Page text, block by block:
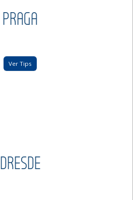
PRAGA
Ver Tips
DRESDE